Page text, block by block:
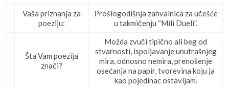
Vaša priznanja za
poeziju:
Prošlogodišnja zahvalnica za učešće
u takmičenju “Mili Dueli”.
Šta Vam poezija
znači?
Možda zvuči tipično ali beg od
stvarnosti, ispoljavanje unutrašnjeg
mira, odnosno nemira, prenošenje
osećanja na papir, tvorevina koju ja
kao pojedinac ostavljam.